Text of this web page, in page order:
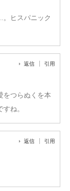
ヒスパニック
返信 引用
をつらぬくを本
ね。
返信 引用